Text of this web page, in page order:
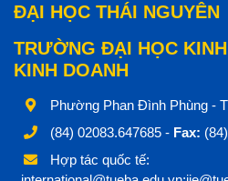
ĐẠI HỌC THÁI NGUYÊN
TRƯỜNG ĐẠI HỌC
KINH DOANH
Phường Phan Đình Phùng -
(84) 02083.647685 - Fax:
Hợp tác quốc tế: